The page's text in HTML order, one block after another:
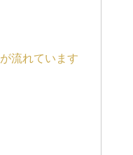
流れています